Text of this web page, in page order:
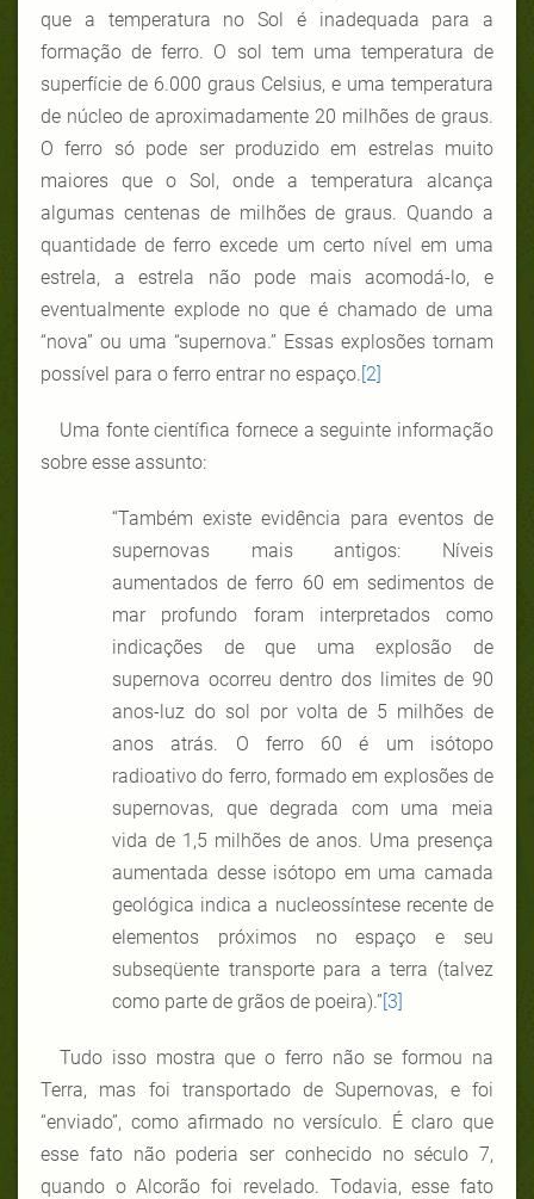
que a temperatura no Sol é inadequada para a
formação de ferro. O sol tem uma temperatura de
superfície de 6.000 graus Celsius, e uma temperatura
de núcleo de aproximadamente 20 milhões de graus.
O ferro só pode ser produzido em estrelas muito
maiores que o Sol, onde a temperatura alcança
algumas centenas de milhões de graus. Quando a
quantidade de ferro excede um certo nível em uma
estrela, a estrela não pode mais acomodá-lo, e
eventualmente explode no que é chamado de uma
“nova” ou uma “supernova.” Essas explosões tornam
possível para o ferro entrar no espaço. [2]
Uma fonte científica fornece a seguinte informação
sobre esse assunto:
“Também existe evidência para eventos de
supernovas mais antigos: Níveis
aumentados de ferro 60 em sedimentos de
mar profundo foram interpretados como
indicações de que uma explosão de
supernova ocorreu dentro dos limites de 90
anos-luz do sol por volta de 5 milhões de
anos atrás. O ferro 60 é um isótopo
radioativo do ferro, formado em explosões de
supernovas, que degrada com uma meia
vida de 1,5 milhões de anos. Uma presença
aumentada desse isótopo em uma camada
geológica indica a nucleossíntese recente de
elementos próximos no espaço e seu
subseqüente transporte para a terra (talvez
como parte de grãos de poeira).”[3]
Tudo isso mostra que o ferro não se formou na
Terra, mas foi transportado de Supernovas, e foi
“enviado”, como afirmado no versículo. É claro que
esse fato não poderia ser conhecido no século 7,
quando o Alcorão foi revelado. Todavia, esse fato